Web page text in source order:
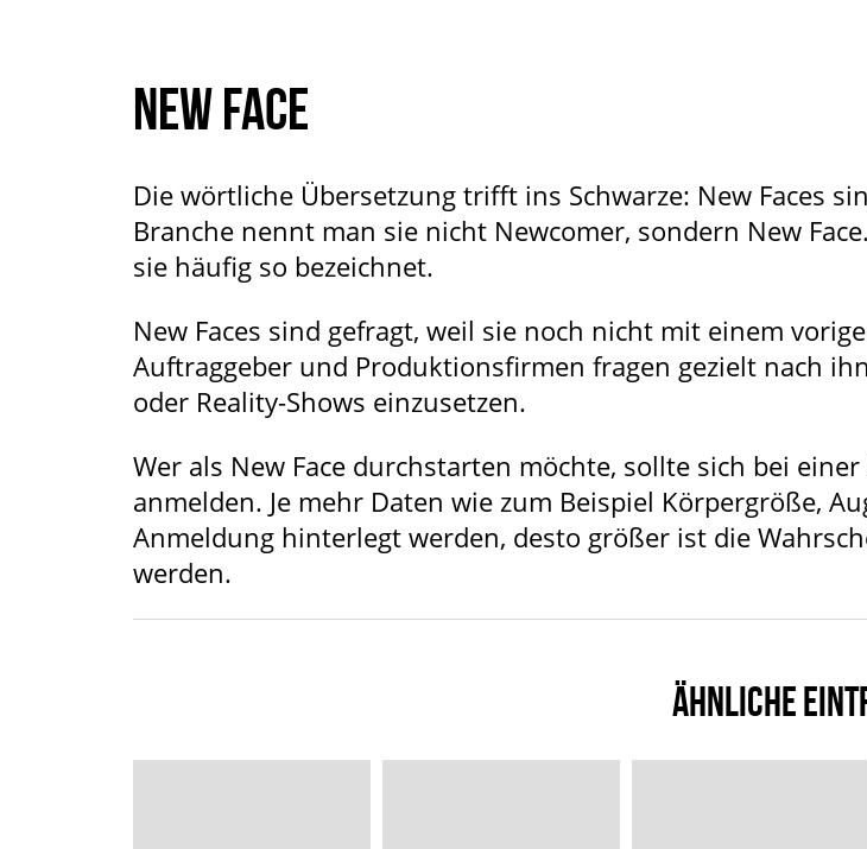
NEW FACE
Die wörtliche Übersetzung trifft ins Schwarze: New Faces
Branche nennt man sie nicht Newcomer, sondern New
sie häufig so bezeichnet.
New Faces sind gefragt, weil sie noch nicht mit einem
Auftraggeber und Produktionsfirmen fragen gezielt nach
oder Reality-Shows einzusetzen.
Wer als New Face durchstarten möchte, sollte sich bei
anmelden. Je mehr Daten wie zum Beispiel Körpergröße,
Anmeldung hinterlegt werden, desto größer ist die
werden.
ÄHNLICHE